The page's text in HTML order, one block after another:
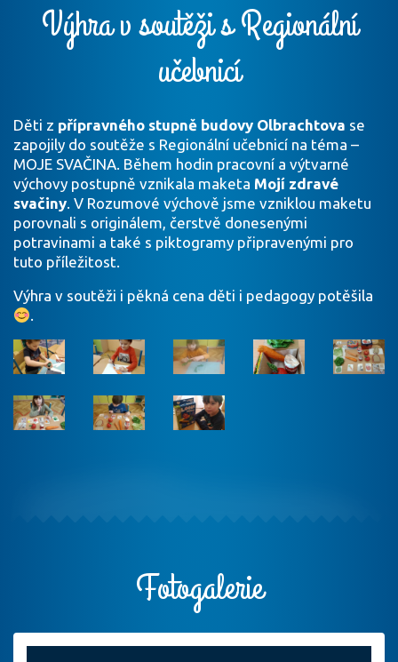
Výhra v soutěži s Regionální
učebnicí
Děti z přípravného stupně budovy Olbrachtova se
zapojily do soutěže s Regionální učebnicí na téma –
MOJE SVAČINA. Během hodin pracovní a výtvarné
výchovy postupně vznikala maketa Mojí zdravé
svačiny. V Rozumové výchově jsme vzniklou maketu
porovnali s originálem, čerstvě donesenými
potravinami a také s piktogramy připravenými pro
tuto příležitost.
Výhra v soutěži i pěkná cena děti i pedagogy potěšila
.
Fotogalerie